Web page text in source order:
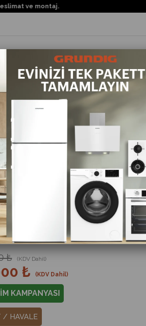
Teknolojiler Müşteri Hizmetleri
GSS 1634 TT Grundig Alttan Damacanalı
TT Grundig Alttan Damacanalı
4013833077558
Süresi
3 Tahmini Teslimat Tarihi
₺ (KDV Dahil)
₺ (KDV Dahil)
KAMPANYASI
/ HAVALE
ve montaj.